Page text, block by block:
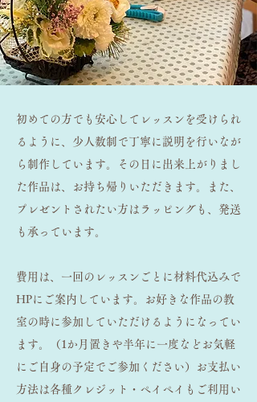
初めての方でも安心してレッスンを受けられ
るように、少人数制で丁寧に説明を行いなが
ら制作しています。その日に出来上がりまし
た作品は、お持ち帰りいただきます。また、
プレゼントされたい方はラッピングも、発送
も承っています。
費用は、一回のレッスンごとに材料代込みで
HPにご案内しています。お好きな作品の教
室の時に参加していただけるようになってい
ます。（1か月置きや半年に一度などお気軽
にご自身の予定でご参加ください）お支払い
方法は各種クレジット・ペイペイもご利用い